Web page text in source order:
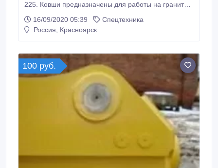
225. Ковши предназначены для работы на гранитах
Рыхлитель клык JCB 220 Hitachi от 200 Komatsu от
200 Hyundai от 200 Doosan от 225 наличие.
16/09/2020 05:39
Спецтехника
Россия, Красноярск
100 руб.